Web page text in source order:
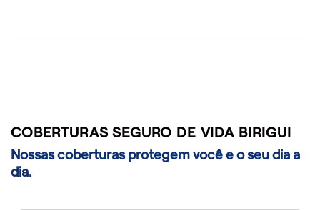
COBERTURAS SEGURO DE VIDA BIRIGUI
Nossas coberturas protegem você e o seu dia a
dia.